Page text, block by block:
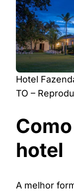
Hotel
TO –
hotel
A melhor